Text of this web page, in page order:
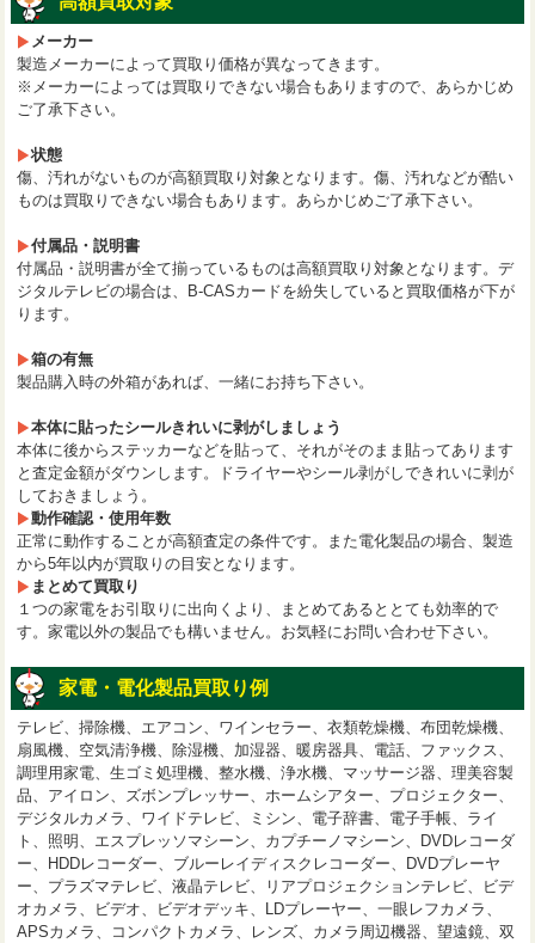
メーカー
製造メーカーによって買取り価格が異なってきます。
※メーカーによっては買取りできない場合もありますので、あらかじめ
ご了承下さい。
状態
傷、汚れがないものが高額買取り対象となります。傷、汚れなどが酷い
ものは買取りできない場合もあります。あらかじめご了承下さい。
付属品・説明書
付属品・説明書が全て揃っているものは高額買取り対象となります。デ
ジタルテレビの場合は、B-CASカードを紛失していると買取価格が下が
ります。
箱の有無
製品購入時の外箱があれば、一緒にお持ち下さい。
本体に貼ったシールきれいに剥がしましょう
本体に後からステッカーなどを貼って、それがそのまま貼ってあります
と査定金額がダウンします。ドライヤーやシール剥がしできれいに剥が
しておきましょう。
動作確認・使用年数
正常に動作することが高額査定の条件です。また電化製品の場合、製造
から5年以内が買取りの目安となります。
まとめて買取り
１つの家電をお引取りに出向くより、まとめてあるととても効率的で
す。家電以外の製品でも構いません。お気軽にお問い合わせ下さい。
家電・電化製品買取り例
テレビ、掃除機、エアコン、ワインセラー、衣類乾燥機、布団乾燥機、
扇風機、空気清浄機、除湿機、加湿器、暖房器具、電話、ファックス、
調理用家電、生ゴミ処理機、整水機、浄水機、マッサージ器、理美容製
品、アイロン、ズボンプレッサー、ホームシアター、プロジェクター、
デジタルカメラ、ワイドテレビ、ミシン、電子辞書、電子手帳、ライ
ト、照明、エスプレッソマシーン、カプチーノマシーン、DVDレコーダ
ー、HDDレコーダー、ブルーレイディスクレコーダー、DVDプレーヤ
ー、プラズマテレビ、液晶テレビ、リアプロジェクションテレビ、ビデ
オカメラ、ビデオ、ビデオデッキ、LDプレーヤー、一眼レフカメラ、
APSカメラ、コンパクトカメラ、レンズ、カメラ周辺機器、望遠鏡、双